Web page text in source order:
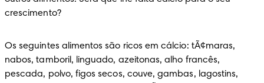
crescimento?
Os seguintes alimentos são ricos em cálcio: tÃ¢maras,
nabos, tamboril, linguado, azeitonas, alho francês,
pescada, polvo, figos secos, couve, gambas, lagostins,